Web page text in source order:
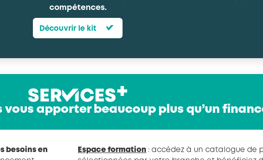
compétences.
Découvrir le kit
vous apporter beaucoup plus qu’un
besoins en
Espace formation : accédez à un catalogue de